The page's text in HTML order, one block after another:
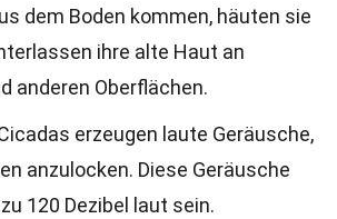
dem Boden kommen, häuten sie
ihre alte Haut an
anderen Oberflächen.
erzeugen laute Geräusche,
anzulocken. Diese Geräusche
120 Dezibel laut sein.